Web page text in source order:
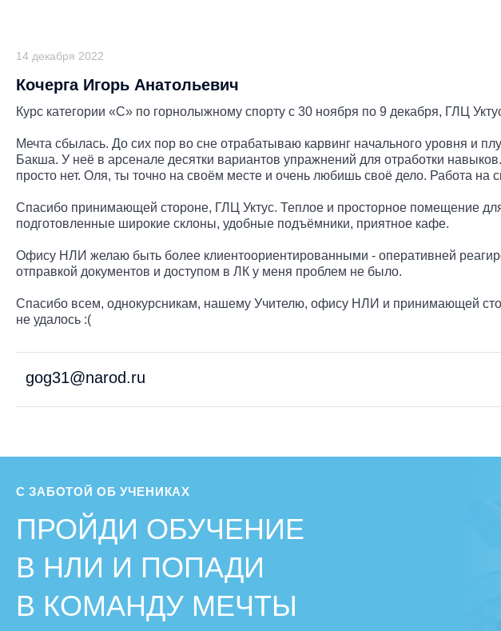
14 декабря 2022
Кочерга Игорь Анатольевич
Курс категории «С» по горнолыжному спорту с 30 ноября по 9 декабря, ГЛЦ
Мечта сбылась. До сих пор во сне отрабатываю карвинг начального уровня и
Бакша. У неё в арсенале десятки вариантов упражнений для отработки
просто нет. Оля, ты точно на своём месте и очень любишь своё дело. Работа на
Спасибо принимающей стороне, ГЛЦ Уктус. Теплое и просторное помещение
подготовленные широкие склоны, удобные подъёмники, приятное кафе.
Офису НЛИ желаю быть более клиентоориентированными - оперативней
отправкой документов и доступом в ЛК у меня проблем не было.
Спасибо всем, однокурсникам, нашему Учителю, офису НЛИ и принимающей
не удалось :(
gog31@narod.ru
С ЗАБОТОЙ ОБ УЧЕНИКАХ
ПРОЙДИ ОБУЧЕНИЕ
В НЛИ И ПОПАДИ
В КОМАНДУ МЕЧТЫ